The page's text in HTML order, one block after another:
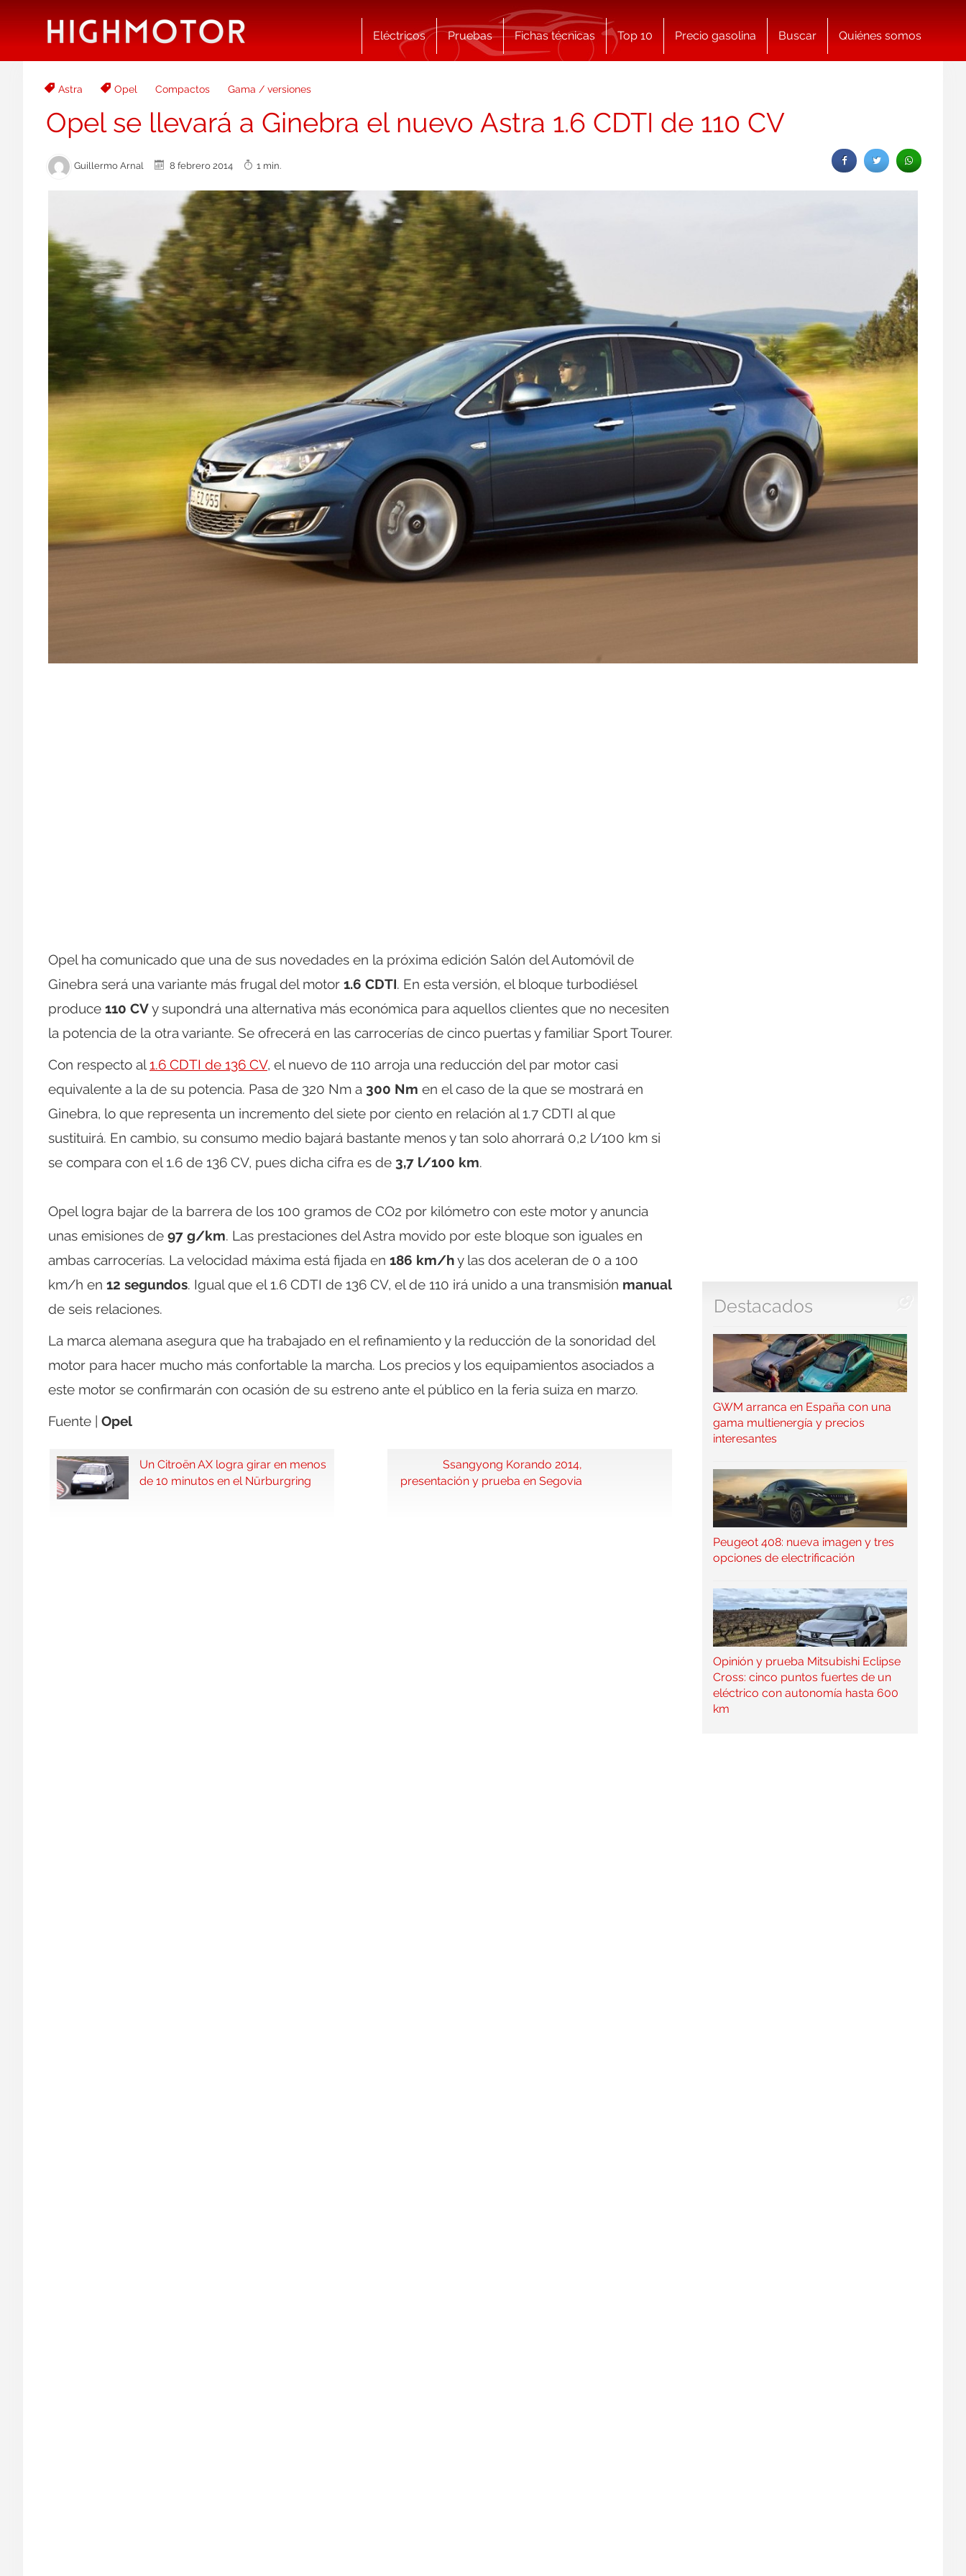
Eléctricos Pruebas Fichas técnicas Top 10 Precio gasolina Buscar Quiénes somos
Astra Opel Compactos Gama / versiones
Opel se llevará a Ginebra el nuevo Astra 1.6 CDTI de 110 CV
Guillermo Arnal 8 febrero 2014 1 min.
Opel ha comunicado que una de sus novedades en la próxima edición Salón del Automóvil de
Ginebra será una variante más frugal del motor 1.6 CDTI. En esta versión, el bloque turbodiésel
produce 110 CVy supondrá una alternativa más económica para aquellos clientes que no necesiten
la potencia de la otra variante. Se ofrecerá en las carrocerías de cinco puertas y familiar Sport Tourer.
Con respecto al1.6 CDTI de 136 CV, el nuevo de 110 arroja una reducción del par motor casi
equivalente a la de su potencia. Pasa de 320 Nm a 300 Nm en el caso de la que se mostrará en
Ginebra, lo que representa un incremento del siete por ciento en relación al 1.7 CDTI al que
sustituirá. En cambio, su consumo medio bajará bastante menos y tan solo ahorrará 0,2 l/100 km si
se compara con el 1.6 de 136 CV, pues dicha cifra es de 3,7 l/100 km.
Opel logra bajar de la barrera de los 100 gramos de CO2 por kilómetro con este motor y anuncia
unas emisiones de 97 g/km. Las prestaciones del Astra movido por este bloque son iguales en
ambas carrocerías. La velocidad máxima está fijada en 186 km/hy las dos aceleran de 0 a 100
km/h en 12 segundos. Igual que el 1.6 CDTI de 136 CV, el de 110 irá unido a una transmisión manual
de seis relaciones.
La marca alemana asegura que ha trabajado en el refinamiento y la reducción de la sonoridad del
motor para hacer mucho más confortable la marcha. Los precios y los equipamientos asociados a
este motor se confirmarán con ocasión de su estreno ante el público en la feria suiza en marzo.
Fuente | Opel
Un Citroën AX logra girar en menos
de 10 minutos en el Nürburgring
Ssangyong Korando 2014,
presentación y prueba en Segovia
Destacados
GWM arranca en España con una
gama multienergía y precios
interesantes
Peugeot 408: nueva imagen y tres
opciones de electrificación
Opinión y prueba Mitsubishi Eclipse
Cross: cinco puntos fuertes de un
eléctrico con autonomía hasta 600
km